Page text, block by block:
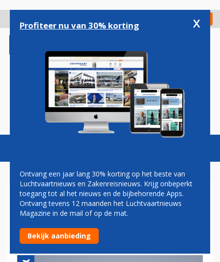
gaan
Check in
Magazine Podcasts Vacatures
DUITSLAND: BIJNA
VLIEGTUIGCRASH DOOR
RUSSISCHE SABOTAGE
Profiteer nu van 30% korting x
Ontvang een jaar lang 30% korting op het beste van
Luchtvaartnieuws en Zakenreisnieuws. Krijg onbeperkt
toegang tot al het nieuws en de bijbehorende Apps.
Ontvang tevens 12 maanden het Luchtvaartnieuws
Magazine in de mail of op de mat.
Bekijk aanbieding